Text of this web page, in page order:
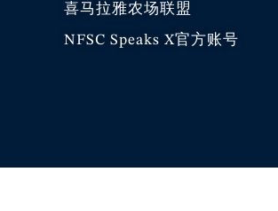
喜马拉雅农场联盟
NFSC Speaks X官方账号